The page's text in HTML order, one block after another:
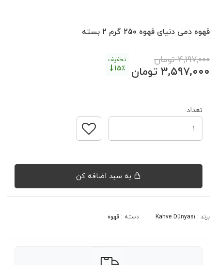
قهوه دمی دنیای قهوه 250 گرم 2 بسته
4,197,000 تومان
3,597,000 تومان
تخفیف
15٪
تعداد
برند : Kahve Dünyası دسته : قهوه